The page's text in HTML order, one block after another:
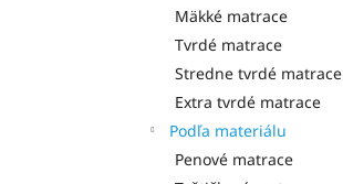
Mäkké matrace
Tvrdé matrace
Stredne tvrdé matrace
Extra tvrdé matrace
Podľa materiálu
Penové matrace